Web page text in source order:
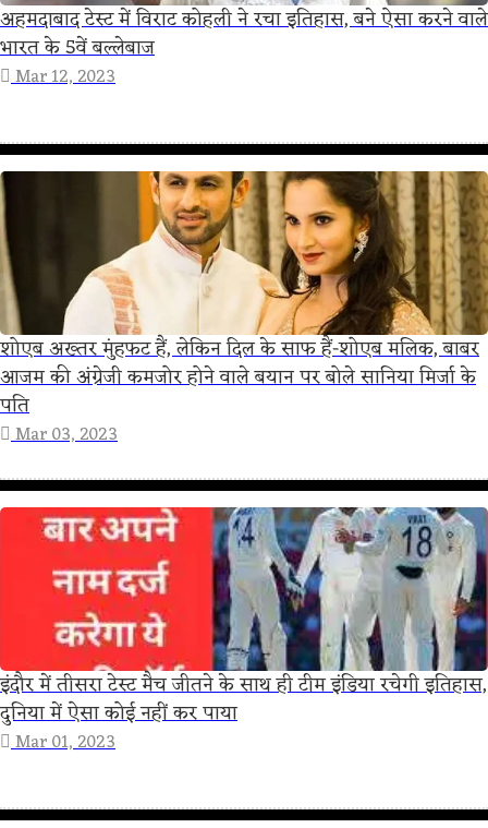
अहमदाबाद टेस्ट में विराट कोहली ने रचा इतिहास, बने ऐसा करने वाले
भारत के 5वें बल्लेबाज
Mar 12, 2023
शोएब अख्तर मुंहफट हैं, लेकिन दिल के साफ हैं-शोएब मलिक, बाबर
आजम की अंग्रेजी कमजोर होने वाले बयान पर बोले सानिया मिर्जा के
पति
Mar 03, 2023
इंदौर में तीसरा टेस्ट मैच जीतने के साथ ही टीम इंडिया रचेगी इतिहास,
दुनिया में ऐसा कोई नहीं कर पाया
Mar 01, 2023